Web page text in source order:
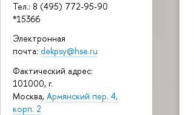
Тел.: 8 (495) 772-95-90
*15366
Электронная
почта: dekpsy@hse.ru
Фактический адрес:
101000, г.
Москва, Армянский пер. 4,
корп. 2